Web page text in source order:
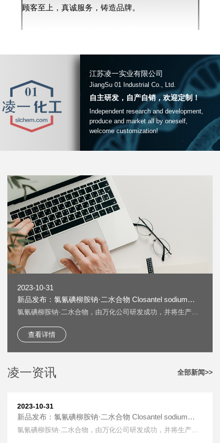
顾客至上，真诚服务，铸造品牌。
江苏凌一实业有限公司
JiangSu 01 Industrial Co., Ltd.
自主研发，自产自销，欢迎定制！
Independent research and development,
produce and market all by oneself,
welcome customization!
2023-10-31
新品发布：氯氰碘柳胺钠·二水合物 Closantel sodium
dihydrate [61438-64-0] 上线
氯氰碘柳胺钠·二水合物，由万化公司研发成功，并将生产技
sodium dihydrate [61438-64-0] 又名：克罗散泰钠，是一种
兽药，用作抗寄生虫药物。 按照《欧洲药典》检测，纯度
查看详情
凌一资讯 全部新闻>>
2023-10-31
新品发布：氯氰碘柳胺钠·二水合物 Closantel sodium
dihydrate [61438-64-0] 上线
氯氰碘柳胺钠·二水合物，由万化公司研发成功，并将生产技